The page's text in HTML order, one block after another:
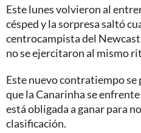
Este lunes volvieron al
césped y la sorpresa saltó
centrocampista del
no se ejercitaron al mismo
Este nuevo contratiempo se
que la Canarinha se
está obligada a ganar para
clasificación.